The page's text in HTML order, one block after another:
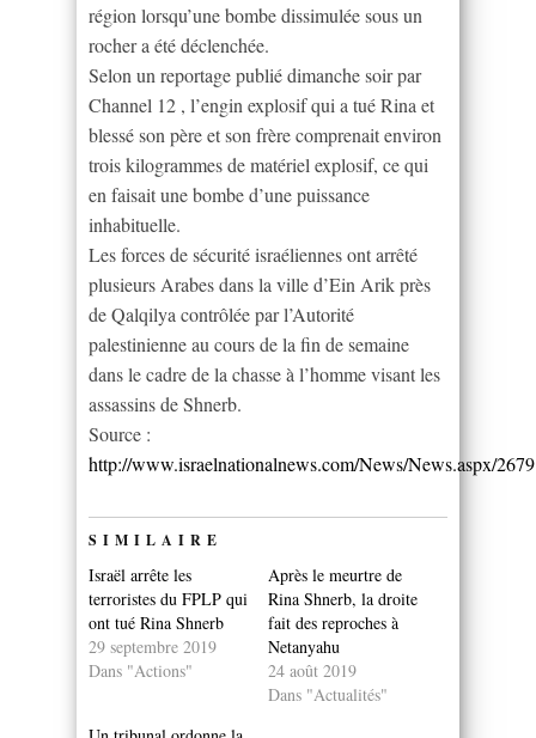
région lorsqu’une bombe dissimulée sous un
rocher a été déclenchée.
Selon un reportage publié dimanche soir par
Channel 12 , l’engin explosif qui a tué Rina et
blessé son père et son frère comprenait environ
trois kilogrammes de matériel explosif, ce qui
en faisait une bombe d’une puissance
inhabituelle.
Les forces de sécurité israéliennes ont arrêté
plusieurs Arabes dans la ville d’Ein Arik près
de Qalqilya contrôlée par l’Autorité
palestinienne au cours de la fin de semaine
dans le cadre de la chasse à l’homme visant les
assassins de Shnerb.
Source :
http://www.israelnationalnews.com/News/News.aspx/
SIMILAIRE
Israël arrête les
terroristes du FPLP qui
ont tué Rina Shnerb
29 septembre 2019
Dans "Actions"
Après le meurtre de
Rina Shnerb, la droite
fait des reproches à
Netanyahu
24 août 2019
Dans "Actualités"